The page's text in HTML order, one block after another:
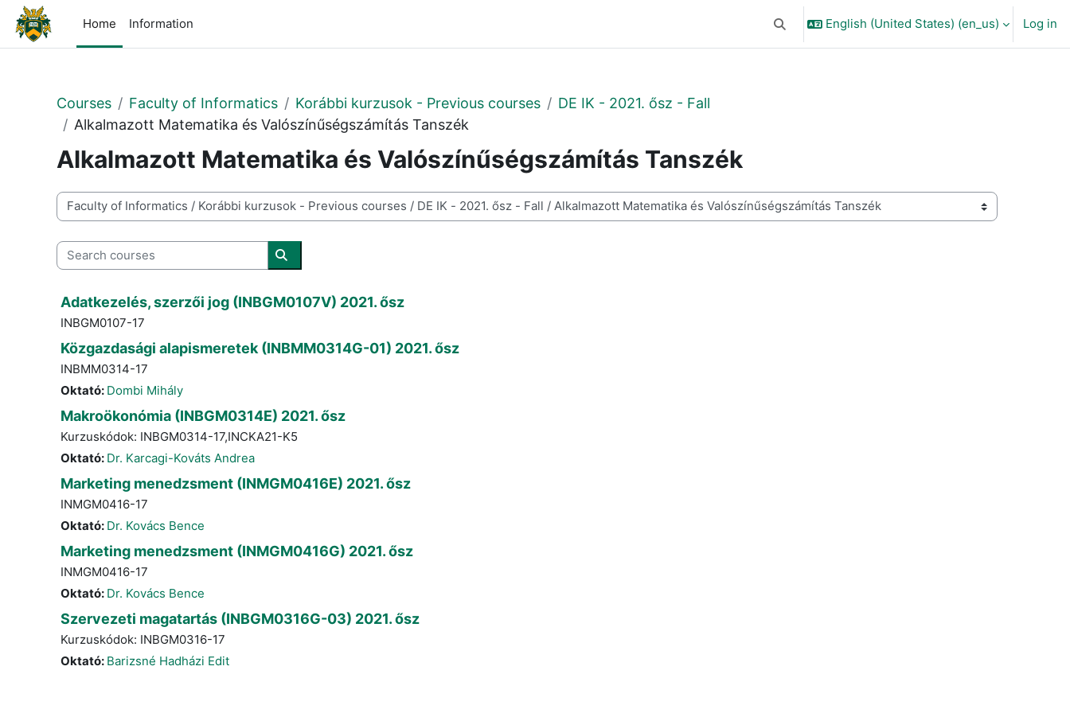
Skip to main content
Home
Information Toggle search input
English (United States) ‎(en_us)‎ Log in
Courses Faculty of Informatics Korábbi kurzusok - Previous courses
DE IK - 2021. ősz - Fall
Alkalmazott Matematika és Valószínűségszámítás Tanszék
Alkalmazott Matematika és Valószínűségszámítás Tanszék
Course categories
Search courses
Search courses
Adatkezelés, szerzői jog (INBGM0107V) 2021. ősz
INBGM0107-17
Közgazdasági alapismeretek (INBMM0314G-01) 2021. ősz
INBMM0314-17
Oktató: Dombi Mihály
Makroökonómia (INBGM0314E) 2021. ősz
Kurzuskódok: INBGM0314-17,INCKA21-K5
Oktató: Dr. Karcagi-Kováts Andrea
Marketing menedzsment (INMGM0416E) 2021. ősz
INMGM0416-17
Oktató: Dr. Kovács Bence
Marketing menedzsment (INMGM0416G) 2021. ősz
INMGM0416-17
Oktató: Dr. Kovács Bence
Szervezeti magatartás (INBGM0316G-03) 2021. ősz
Kurzuskódok: INBGM0316-17
Oktató: Barizsné Hadházi Edit